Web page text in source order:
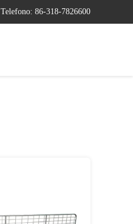
Telefono: 86-318-7826600